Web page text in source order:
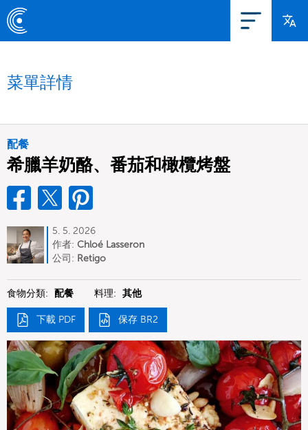
菜單詳情
配餐
希臘羊奶酪、番茄和橄欖烤盤
5. 5. 2026
作者: Chloé Lasseron
公司: Retigo
食物分類: 配餐 料理: 其他
下載 PDF 保存 BR2